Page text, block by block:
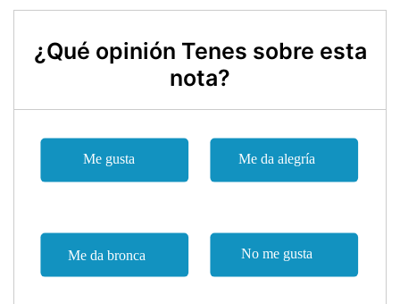
¿Qué opinión Tenes sobre esta
nota?